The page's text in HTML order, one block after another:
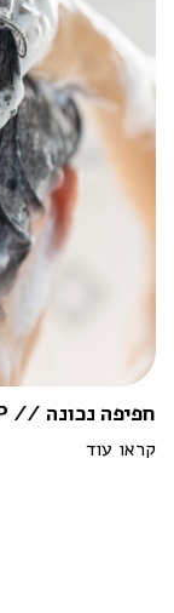
חפיפה נכונה // STEP BY STEP
קראו עוד